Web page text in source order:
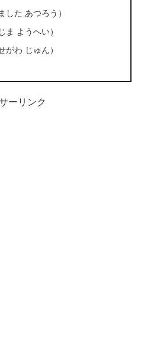
した あつろう）
ま ようへい）
がわ じゅん）
ーリンク